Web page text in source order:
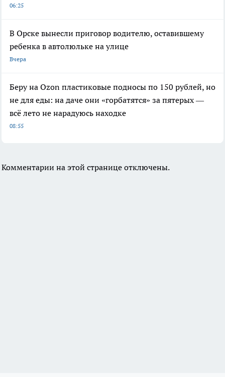
06:25
В Орске вынесли приговор водителю, оставившему
ребенка в автолюльке на улице
Вчера
Беру на Ozon пластиковые подносы по 150 рублей, но
не для еды: на даче они «горбатятся» за пятерых —
всё лето не нарадуюсь находке
08:55
Комментарии на этой странице отключены.